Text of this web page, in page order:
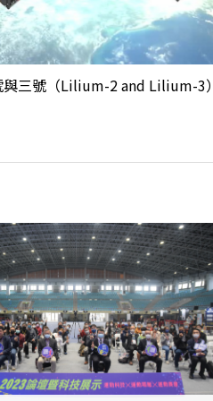
與三號（Lilium-2 and Lilium-3